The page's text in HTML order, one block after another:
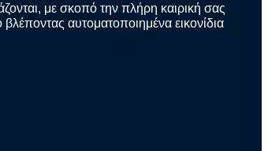
με σκοπό την πλήρη καιρική σας
αυτοματοποιημένα εικονίδια